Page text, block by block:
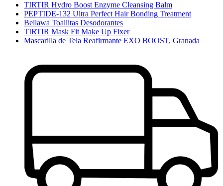
TIRTIR Hydro Boost Enzyme Cleansing Balm
PEPTIDE-132 Ultra Perfect Hair Bonding Treatment
Bellawa Toallitas Desodorantes
TIRTIR Mask Fit Make Up Fixer
Mascarilla de Tela Reafirmante EXO BOOST, Granada